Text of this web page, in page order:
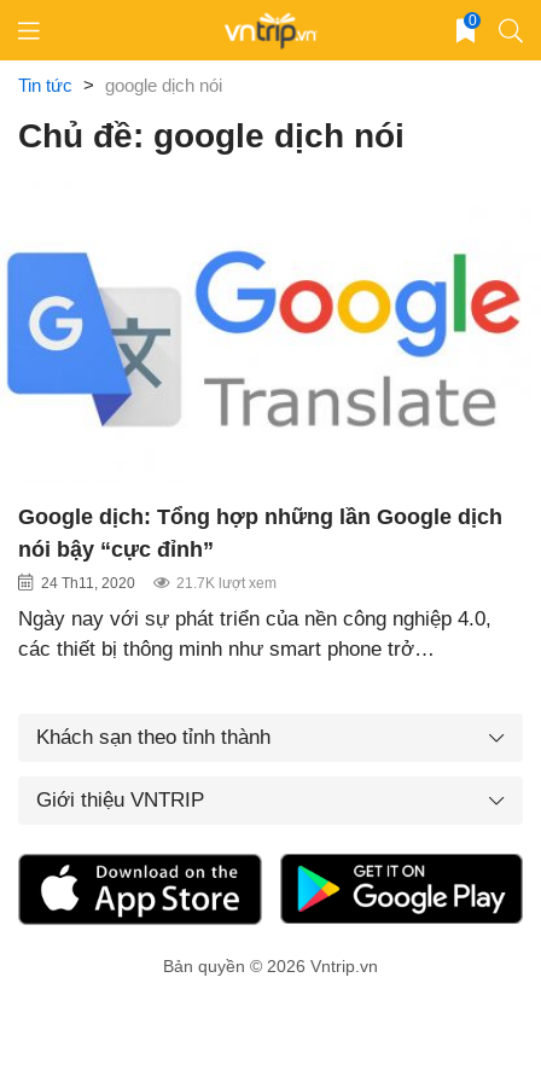
content
0
Tin tức > google dịch nói
Chủ đề: google dịch nói
Google dịch: Tổng hợp những lần Google dịch
nói bậy “cực đỉnh”
24 Th11, 2020 21.7K lượt xem
Ngày nay với sự phát triển của nền công nghiệp 4.0,
các thiết bị thông minh như smart phone trở…
Khách sạn theo tỉnh thành
Giới thiệu VNTRIP
Bản quyền © 2026 Vntrip.vn